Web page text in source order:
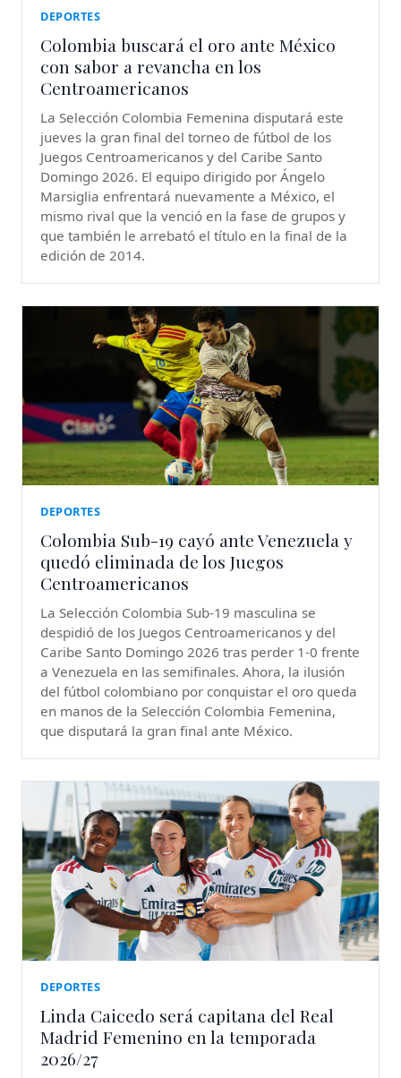
DEPORTES
Colombia buscará el oro ante México
con sabor a revancha en los
Centroamericanos
La Selección Colombia Femenina disputará este
jueves la gran final del torneo de fútbol de los
Juegos Centroamericanos y del Caribe Santo
Domingo 2026. El equipo dirigido por Ángelo
Marsiglia enfrentará nuevamente a México, el
mismo rival que la venció en la fase de grupos y
que también le arrebató el título en la final de la
edición de 2014.
DEPORTES
Colombia Sub-19 cayó ante Venezuela y
quedó eliminada de los Juegos
Centroamericanos
La Selección Colombia Sub-19 masculina se
despidió de los Juegos Centroamericanos y del
Caribe Santo Domingo 2026 tras perder 1-0 frente
a Venezuela en las semifinales. Ahora, la ilusión
del fútbol colombiano por conquistar el oro queda
en manos de la Selección Colombia Femenina,
que disputará la gran final ante México.
DEPORTES
Linda Caicedo será capitana del Real
Madrid Femenino en la temporada
2026/27